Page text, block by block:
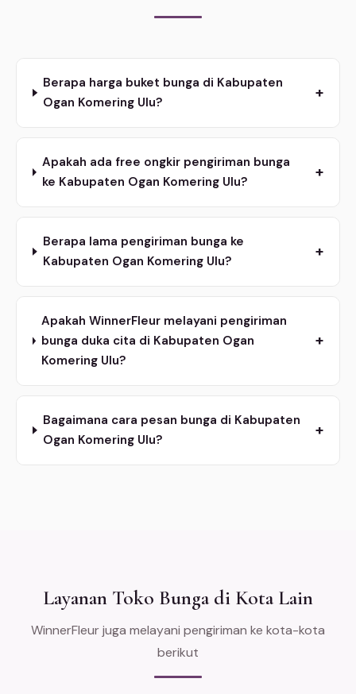
Berapa harga buket bunga di Kabupaten
Ogan Komering Ulu?
+
Apakah ada free ongkir pengiriman bunga
ke Kabupaten Ogan Komering Ulu?
+
Berapa lama pengiriman bunga ke
Kabupaten Ogan Komering Ulu?
+
Apakah WinnerFleur melayani pengiriman
bunga duka cita di Kabupaten Ogan
Komering Ulu?
+
Bagaimana cara pesan bunga di Kabupaten
Ogan Komering Ulu?
+
Layanan Toko Bunga di Kota Lain
WinnerFleur juga melayani pengiriman ke kota-kota
berikut